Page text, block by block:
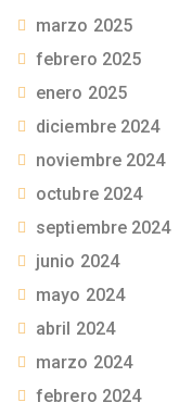
marzo 2025
febrero 2025
enero 2025
diciembre 2024
noviembre 2024
octubre 2024
septiembre 2024
junio 2024
mayo 2024
abril 2024
marzo 2024
febrero 2024